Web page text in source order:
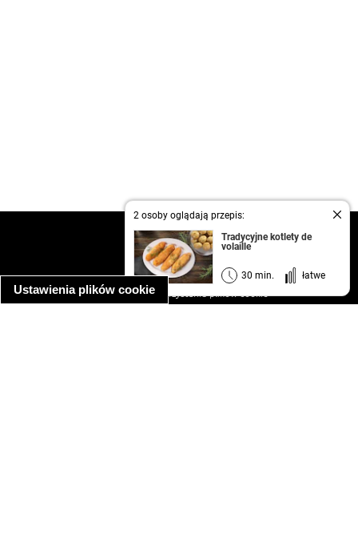
Ustawienia plików cookie
2 osoby oglądają przepis:
Tradycyjne kotlety de
volaille
30 min. łatwe
kontakt
regulamin
informacja o prywatności
informacja o wykorzystaniu plików cookie